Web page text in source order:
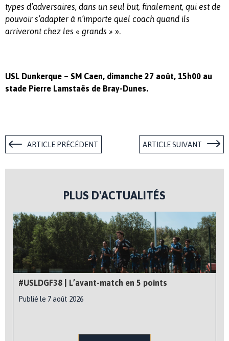
types d’adversaires, dans un seul but, finalement, qui est de
pouvoir s’adapter à n’importe quel coach quand ils
arriveront chez les « grands » ».
USL Dunkerque – SM Caen, dimanche 27 août, 15h00 au
stade Pierre Lamstaës de Bray-Dunes.
ARTICLE PRÉCÉDENT ARTICLE SUIVANT
PLUS D'ACTUALITÉS
#USLDGF38 | L’avant-match en 5 points
Publié le 7 août 2026